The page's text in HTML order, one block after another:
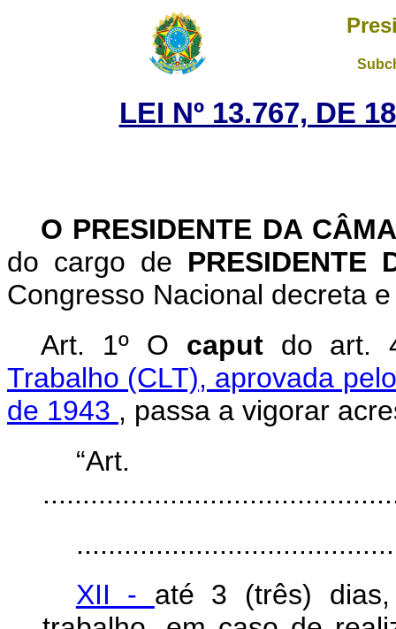
LEI Nº 13.767, DE
O PRESIDENTE DA
do cargo de PRESIDENTE
Congresso Nacional decreta
Art. 1º O caput do art.
Trabalho (CLT), aprovada
de 1943 , passa a vigorar
XII - até 3 (três)